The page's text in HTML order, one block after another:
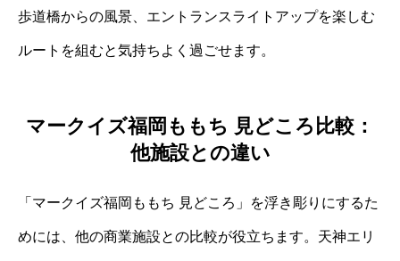
歩道橋からの風景、エントランスライトアップを楽しむ
ルートを組むと気持ちよく過ごせます。
マークイズ福岡ももち 見どころ比較：
他施設との違い
「マークイズ福岡ももち 見どころ」を浮き彫りにするた
めには、他の商業施設との比較が役立ちます。天神エリ